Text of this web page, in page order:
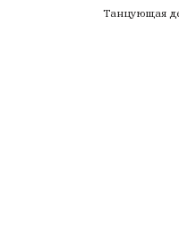
Танцующая